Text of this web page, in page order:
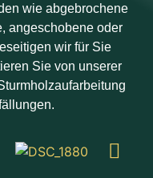
wie abgebrochene
angeschobene oder
wir für Sie
Sie von unserer